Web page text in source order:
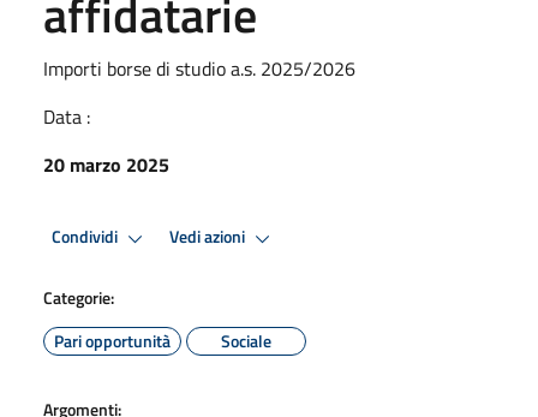
Importi borse di studio a.s. 2025/2026
Data :
20 marzo 2025
Condividi Vedi azioni
Categorie:
Pari opportunità
Sociale
Argomenti: